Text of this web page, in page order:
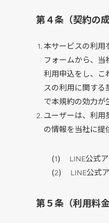
第４条（契約の成
本サービスの利用
フォームから、
利用申込をし、こ
スの利用に関す
で本規約の効力が
ユーザーは、利用
の情報を当社に提
LINE公式
LINE公式
第５条（利用料金